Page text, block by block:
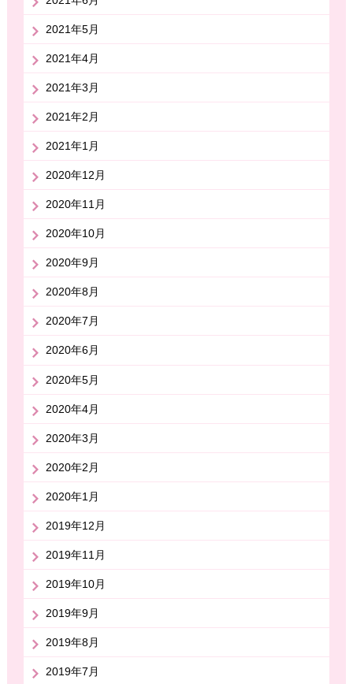
2021年5月
2021年4月
2021年3月
2021年2月
2021年1月
2020年12月
2020年11月
2020年10月
2020年9月
2020年8月
2020年7月
2020年6月
2020年5月
2020年4月
2020年3月
2020年2月
2020年1月
2019年12月
2019年11月
2019年10月
2019年9月
2019年8月
2019年7月